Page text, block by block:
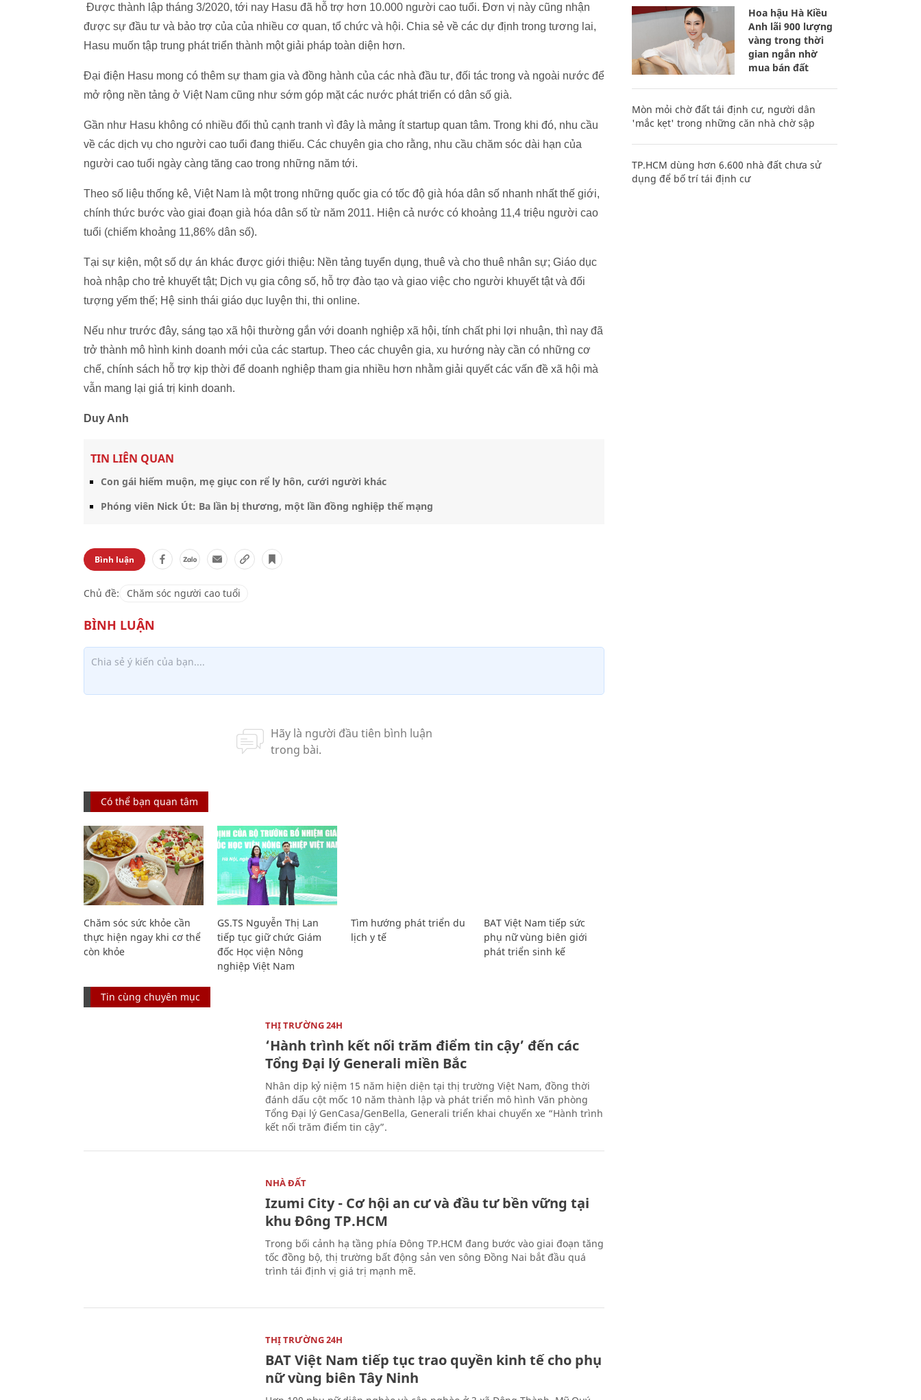
Được thành lập tháng 3/2020, tới nay Hasu đã hỗ trợ hơn 10.000 người cao tuổi. Đơn vị này cũng nhận
được sự đầu tư và bảo trợ của của nhiều cơ quan, tổ chức và hội. Chia sẻ về các dự định trong tương lai,
Hasu muốn tập trung phát triển thành một giải pháp toàn diện hơn.
Đại điện Hasu mong có thêm sự tham gia và đồng hành của các nhà đầu tư, đối tác trong và ngoài nước để
mở rộng nền tảng ở Việt Nam cũng như sớm góp mặt các nước phát triển có dân số già.
Gần như Hasu không có nhiều đối thủ cạnh tranh vì đây là mảng ít startup quan tâm. Trong khi đó, nhu cầu
về các dịch vụ cho người cao tuổi đang thiếu. Các chuyên gia cho rằng, nhu cầu chăm sóc dài hạn của
người cao tuổi ngày càng tăng cao trong những năm tới.
Theo số liệu thống kê, Việt Nam là một trong những quốc gia có tốc độ già hóa dân số nhanh nhất thế giới,
chính thức bước vào giai đoạn già hóa dân số từ năm 2011. Hiện cả nước có khoảng 11,4 triệu người cao
tuổi (chiếm khoảng 11,86% dân số).
Tại sự kiện, một số dự án khác được giới thiệu: Nền tảng tuyển dụng, thuê và cho thuê nhân sự; Giáo dục
hoà nhập cho trẻ khuyết tật; Dịch vụ gia công số, hỗ trợ đào tạo và giao việc cho người khuyết tật và đối
tượng yếm thế; Hệ sinh thái giáo dục luyện thi, thi online.
Nếu như trước đây, sáng tạo xã hội thường gắn với doanh nghiệp xã hội, tính chất phi lợi nhuận, thì nay đã
trở thành mô hình kinh doanh mới của các startup. Theo các chuyên gia, xu hướng này cần có những cơ
chế, chính sách hỗ trợ kịp thời để doanh nghiệp tham gia nhiều hơn nhằm giải quyết các vấn đề xã hội mà
vẫn mang lại giá trị kinh doanh.
Duy Anh
TIN LIÊN QUAN
Con gái hiếm muộn, mẹ giục con rể ly hôn, cưới người khác
Phóng viên Nick Út: Ba lần bị thương, một lần đồng nghiệp thế mạng
Bình luận
Chủ đề: Chăm sóc người cao tuổi
Có thể bạn quan tâm
Chăm sóc sức khỏe cần
thực hiện ngay khi cơ thể
còn khỏe
GS.TS Nguyễn Thị Lan
tiếp tục giữ chức Giám
đốc Học viện Nông
nghiệp Việt Nam
Tìm hướng phát triển du
lịch y tế
BAT Việt Nam tiếp sức
phụ nữ vùng biên giới
phát triển sinh kế
Tin cùng chuyên mục
THỊ TRƯỜNG 24H
‘Hành trình kết nối trăm điểm tin cậy’ đến các
Tổng Đại lý Generali miền Bắc
Nhân dịp kỷ niệm 15 năm hiện diện tại thị trường Việt Nam, đồng thời
đánh dấu cột mốc 10 năm thành lập và phát triển mô hình Văn phòng
Tổng Đại lý GenCasa/GenBella, Generali triển khai chuyến xe “Hành trình
kết nối trăm điểm tin cậy”.
NHÀ ĐẤT
Izumi City - Cơ hội an cư và đầu tư bền vững tại
khu Đông TP.HCM
Trong bối cảnh hạ tầng phía Đông TP.HCM đang bước vào giai đoạn tăng
tốc đồng bộ, thị trường bất động sản ven sông Đồng Nai bắt đầu quá
trình tái định vị giá trị mạnh mẽ.
THỊ TRƯỜNG 24H
BAT Việt Nam tiếp tục trao quyền kinh tế cho phụ
nữ vùng biên Tây Ninh
Hoa hậu Hà Kiều
Anh lãi 900 lượng
vàng trong thời
gian ngắn nhờ
mua bán đất
Mòn mỏi chờ đất tái định cư, người dân
'mắc kẹt' trong những căn nhà chờ sập
TP.HCM dùng hơn 6.600 nhà đất chưa sử
dụng để bố trí tái định cư